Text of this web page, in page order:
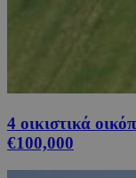
4 οικιστικά
€100,000